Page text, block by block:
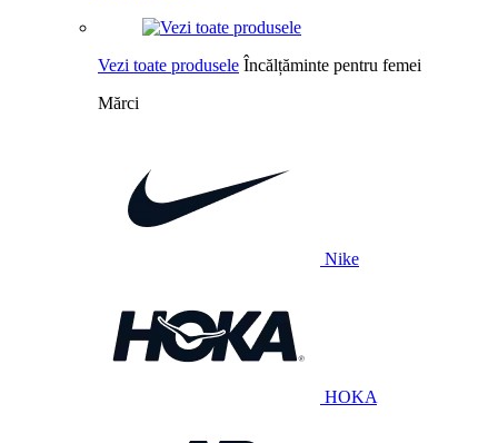
Vezi toate produsele Încălțăminte pentru femei
Mărci
Nike
HOKA